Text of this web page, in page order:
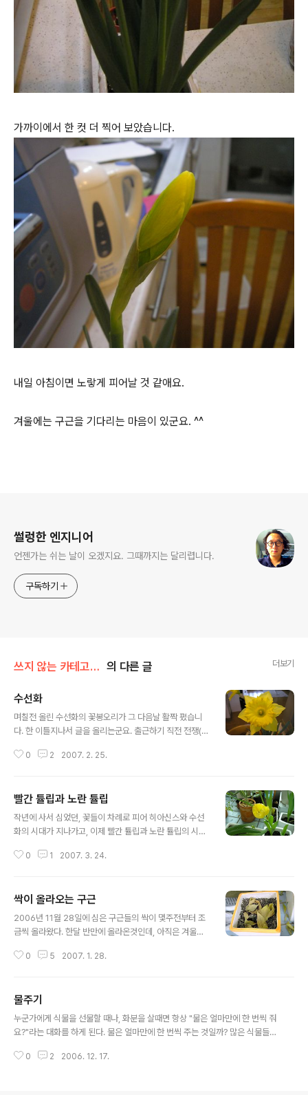
가까이에서 한 컷 더 찍어 보았습니다.
내일 아침이면 노랗게 피어날 것 같애요.
겨울에는 구근을 기다리는 마음이 있군요. ^^
썰렁한 엔지니어
언젠가는 쉬는 날이 오겠지요. 그때까지는 달리렵니다.
구독하기
쓰지 않는 카테고리/꽃과 나무 의 다른 글 더보기
수선화
며칠전 올린 수선화의 꽃봉오리가 그 다음날 활짝 폈습니
다. 한 이틀지나서 글을 올리는군요. 출근하기 직전 전쟁(!)
지접운합니다. 꽃하나 가까이에서 찍은 것을 보여드리자
니다. 6개의 꽃잎위에 힘차게 솟아 오른 원통형의 꽃입니
다. 향기는 아주 진하지 않구요 가까이 코를 가져가야 느낄
수 있는 꽃입니다. 나르시시즘을 일으킬 만한 자존심 강한
과 달리 1024 크기로 올렸습니다.)
0 2 2007. 2. 25.
빨간 튤립과 노란 튤립
작년에 사서 심었던, 꽃들이 차례로 피어 히아신스와 수선
화의 시대가 지나가고, 이제 빨간 튤립과 노란 튤립의 시대
티더니 지난주부터는 빨간튤립과 그 뒤를 이어 노란 튤립
식물들을 다시 찍어봤습니다. 다음에 차근차근 올려보도록
하지요.
0 1 2007. 3. 24.
싹이 올라오는 구근
2006년 11월 28일에 심은 구근들의 싹이 몇주전부터 조
금씩 올라왔다. 한달 반만에 올라온것인데, 아직은 겨울이
뿐이다. 몇 개의 사진들을 공개하자면, 직사각형 화분에는
라 씌어 있는 것은 사실 그것이 튤립인지 캄파뉼라인지 까
먹었다. 이런! 꽃이 필때까지 기다려야한다니..! 튤립도 빨
강과 노랑이 있는데, 구별안함. 으... 3월쯤 봄에 봅시다! 여
0 5 2007. 1. 28.
물주기
누군가에게 식물을 선물할 때나, 화분을 살때면 항상 "물은 얼마만에 한 번씩 줘
요?"라는 대화를 하게 된다. 물은 얼마만에 한 번씩 주는 것일까? 많은 식물들의
나오도록 흠뻑"이다. 선인장, 알로에 같은 다육식물이 아니라면 대개 그 공식대
0 2 2006. 12. 17.